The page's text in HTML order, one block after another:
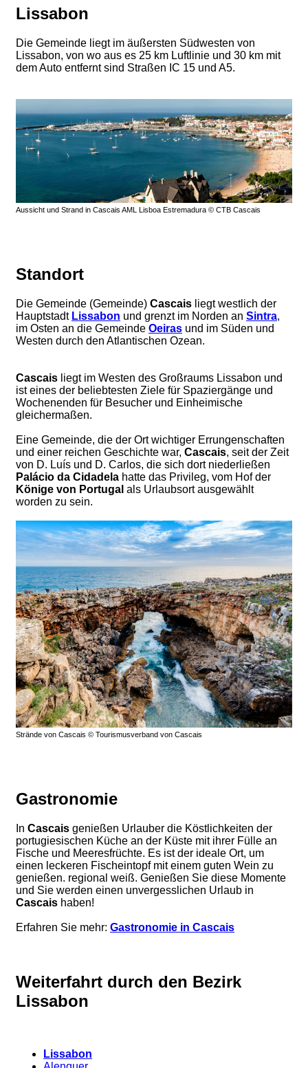
Lissabon
Die Gemeinde liegt im äußersten Südwesten von
Lissabon, von wo aus es 25 km Luftlinie und 30 km mit
dem Auto entfernt sind Straßen IC 15 und A5.
Aussicht und Strand in Cascais AML Lisboa Estremadura © CTB Cascais
Standort
Die Gemeinde (Gemeinde) Cascais liegt westlich der
Hauptstadt Lissabon und grenzt im Norden an Sintra,
im Osten an die Gemeinde Oeiras und im Süden und
Westen durch den Atlantischen Ozean.
Cascais liegt im Westen des Großraums Lissabon und
ist eines der beliebtesten Ziele für Spaziergänge und
Wochenenden für Besucher und Einheimische
gleichermaßen.
Eine Gemeinde, die der Ort wichtiger Errungenschaften
und einer reichen Geschichte war, Cascais, seit der Zeit
von D. Luís und D. Carlos, die sich dort niederließen
Palácio da Cidadela hatte das Privileg, vom Hof ​​der
Könige von Portugal als Urlaubsort ausgewählt
worden zu sein.
Strände von Cascais © Tourismusverband von Cascais
Gastronomie
In Cascais genießen Urlauber die Köstlichkeiten der
portugiesischen Küche an der Küste mit ihrer Fülle an
Fische und Meeresfrüchte. Es ist der ideale Ort, um
einen leckeren Fischeintopf mit einem guten Wein zu
genießen. regional weiß. Genießen Sie diese Momente
und Sie werden einen unvergesslichen Urlaub in
Cascais haben!
Erfahren Sie mehr: Gastronomie in Cascais
Weiterfahrt durch den Bezirk
Lissabon
Lissabon